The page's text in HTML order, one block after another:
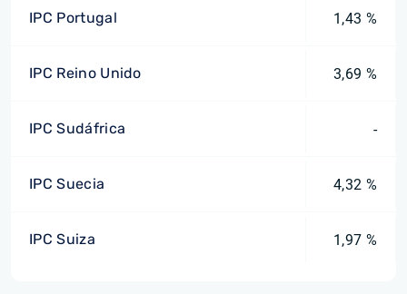
IPC Portugal 1,43 %
IPC Reino Unido 3,69 %
IPC Sudáfrica -
IPC Suecia 4,32 %
IPC Suiza 1,97 %